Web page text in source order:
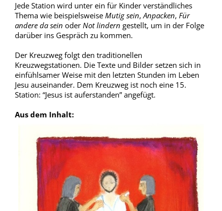
Jede Station wird unter ein für Kinder verständliches
Thema wie beispielsweise Mutig sein,Anpacken, Für
andere da sein oder Not lindern gestellt, um in der Folge
darüber ins Gespräch zu kommen.
Der Kreuzweg folgt den traditionellen
Kreuzwegstationen. Die Texte und Bilder setzen sich in
einfühlsamer Weise mit den letzten Stunden im Leben
Jesu auseinander. Dem Kreuzweg ist noch eine 15.
Station: “Jesus ist auferstanden” angefügt.
Aus dem Inhalt: